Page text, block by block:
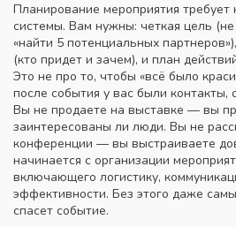
Планирование мероприятия требует
системы. Вам нужны: четкая цель (не
«найти 5 потенциальных
(кто придет и зачем), и план
Это не про то, чтобы «всё было
после события у вас были контакты,
Вы не продаете на выставке — вы
заинтересованы ли люди. Вы не
конференции — вы выстраиваете
начинается с организации
включающего логистику,
эффективности. Без этого даже
спасет событие.